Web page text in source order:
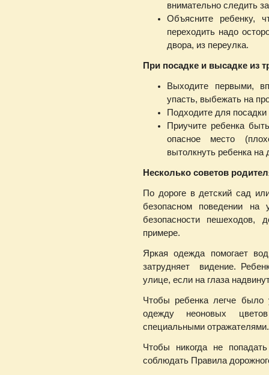
внимательно следить
Объясните ребенку,
переходить надо
двора, из переулка.
При посадке и высадке из
Выходите первыми,
упасть, выбежать на
Подходите для посадки
Приучите ребенка
опасное место
вытолкнуть ребенка на
Несколько советов
По дороге в детский сад
безопасном поведении
безопасности пешеходов,
примере.
Яркая одежда помогает
затрудняет видение.
улице, если на глаза
Чтобы ребенка легче было
одежду неоновых
специальными отражателями.
Чтобы никогда не
соблюдать Правила